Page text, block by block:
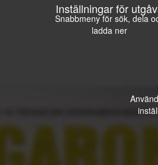
Inställningar för
Snabbmeny för sök, dela
ladda ner